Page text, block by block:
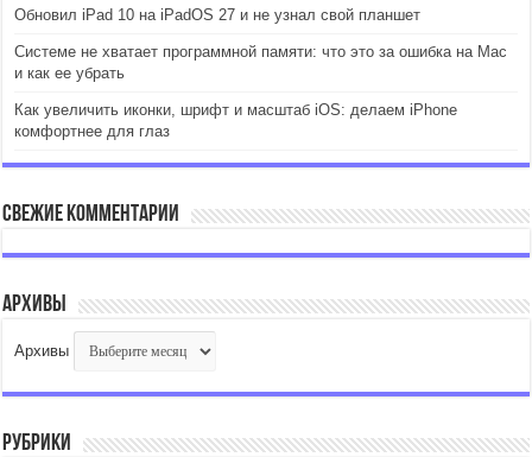
Обновил iPad 10 на iPadOS 27 и не узнал свой планшет
Системе не хватает программной памяти: что это за ошибка на Mac
и как ее убрать
Как увеличить иконки, шрифт и масштаб iOS: делаем iPhone
комфортнее для глаз
Свежие комментарии
Архивы
Архивы
Рубрики